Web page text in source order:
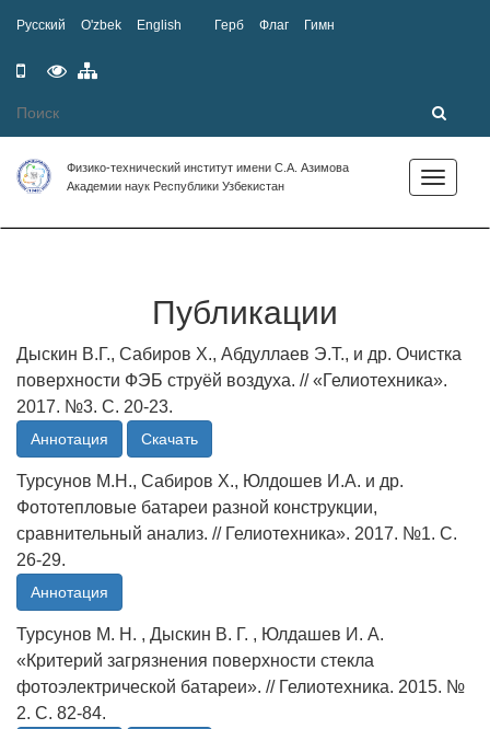
Русский O'zbek English Герб Флаг Гимн
версиявозможности
Toggle
navigation
Физико-технический институт имени С.А. Азимова
Академии наук Республики Узбекистан
Публикации
Дыскин В.Г., Сабиров Х., Абдуллаев Э.Т., и др. Очистка
поверхности ФЭБ струёй воздуха. // «Гелиотехника».
2017. №3. С. 20-23.
Аннотация Скачать
Турсунов М.Н., Сабиров Х., Юлдошев И.А. и др.
Фототепловые батареи разной конструкции,
сравнительный анализ. // Гелиотехника». 2017. №1. С.
26-29.
Аннотация
Турсунов М. Н. , Дыскин В. Г. , Юлдашев И. А.
«Критерий загрязнения поверхности стекла
фотоэлектрической батареи». // Гелиотехника. 2015. №
2. С. 82-84.